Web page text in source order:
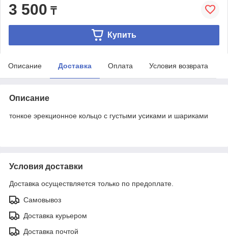
3 500 ₸
Купить
Описание Доставка Оплата Условия возврата
Описание
тонкое эрекционное кольцо с густыми усиками и шариками
Условия доставки
Доставка осуществляется только по предоплате.
Самовывоз
Доставка курьером
Доставка почтой